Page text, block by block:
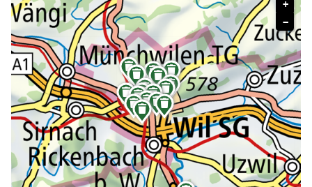

















+
−